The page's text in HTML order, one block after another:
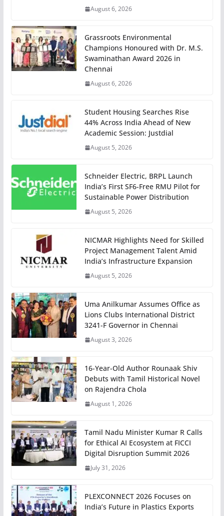
August 6, 2026
Grassroots Environmental
Champions Honoured with Dr. M.S.
Swaminathan Award 2026 in
Chennai
August 6, 2026
Student Housing Searches Rise
44% Across India Ahead of New
Academic Session: Justdial
August 5, 2026
Schneider Electric, BRPL Launch
India’s First SF6-Free RMU Pilot for
Sustainable Power Distribution
August 5, 2026
NICMAR Highlights Need for Skilled
Project Management Talent Amid
India’s Infrastructure Expansion
August 5, 2026
Uma Anilkumar Assumes Office as
Lions Clubs International District
3241-F Governor in Chennai
August 3, 2026
16-Year-Old Author Rounaak Shiv
Debuts with Tamil Historical Novel
on Rajendra Chola
August 1, 2026
Tamil Nadu Minister Kumar R Calls
for Ethical AI Ecosystem at FICCI
Digital Disruption Summit 2026
July 31, 2026
PLEXCONNECT 2026 Focuses on
India’s Future in Plastics Exports